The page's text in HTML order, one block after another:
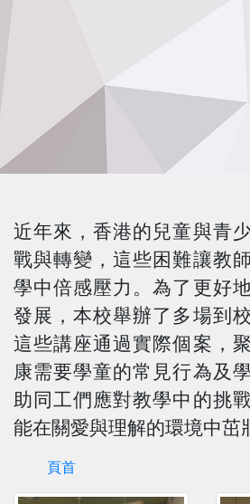
近年來，香港的兒童與青
戰與轉變，這些困難讓教
學中倍感壓力。為了更好
發展，本校舉辦了多場到
這些講座通過實際個案，
康需要學童的常見行為及
助同工們應對教學中的挑
能在關愛與理解的環境中茁
頁首